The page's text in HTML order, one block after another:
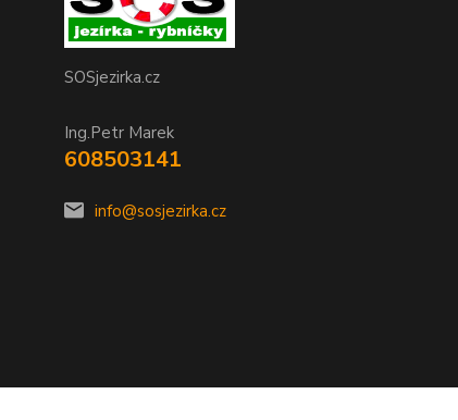
SOSjezirka.cz
Ing.Petr Marek
608503141
info@sosjezirka.cz